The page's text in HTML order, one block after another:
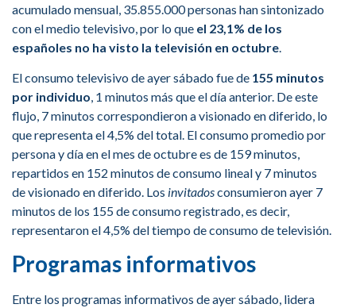
acumulado mensual, 35.855.000 personas han sintonizado
con el medio televisivo, por lo que el 23,1% de los
españoles no ha visto la televisión en octubre
El consumo televisivo de ayer sábado fue de 155 minutos
por individuo, 1 minutos más que el día anterior. De este
flujo, 7 minutos correspondieron a visionado en diferido, lo
que representa el 4,5% del total. El consumo promedio por
persona y día en el mes de octubre es de 159 minutos,
repartidos en 152 minutos de consumo lineal y 7 minutos
de visionado en diferido. Los invitadosconsumieron ayer 7
minutos de los 155 de consumo registrado, es decir,
representaron el 4,5% del tiempo de consumo de televisión.
Programas informativos
Entre los programas informativos de ayer sábado, lidera